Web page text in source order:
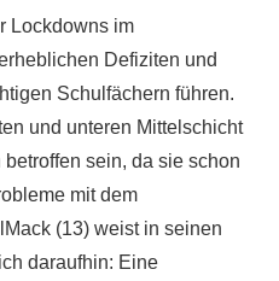
Lockdowns im
Defiziten und
Schulfächern führen.
und unteren Mittelschicht
sein, da sie schon
mit dem
(13) weist in seinen
daraufhin: Eine